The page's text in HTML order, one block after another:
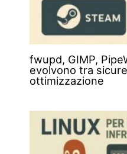
fwupd, GIMP,
evolvono tra
ottimizzazione